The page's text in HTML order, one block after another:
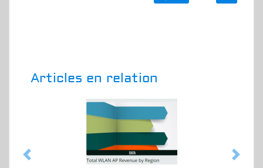
Articles en relation
Previous Next